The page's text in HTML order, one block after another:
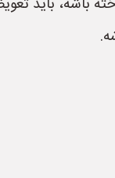
باشه، باید